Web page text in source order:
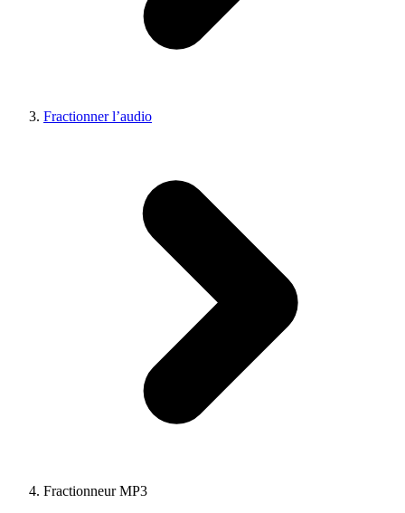
Fractionner l’audio
Fractionneur MP3